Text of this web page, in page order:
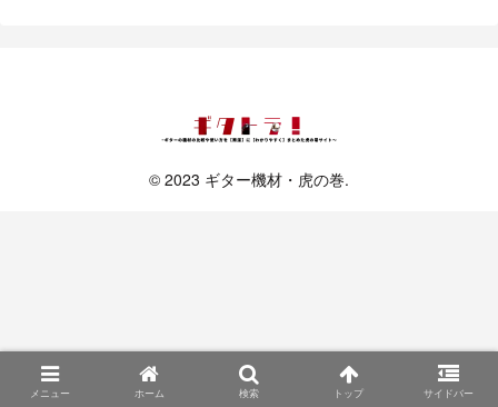
© 2023 ギター機材・虎の巻.
メニュー ホーム 検索 トップ サイドバー